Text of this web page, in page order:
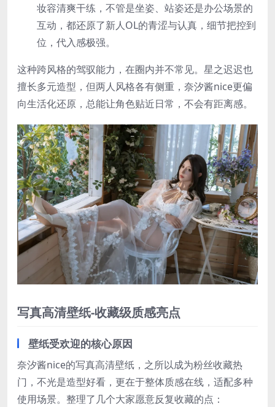
妆容清爽干练，不管是坐姿、站姿还是办公场景的
互动，都还原了新人OL的青涩与认真，细节把控到
位，代入感极强。
这种跨风格的驾驭能力，在圈内并不常见。星之迟迟也
擅长多元造型，但两人风格各有侧重，奈汐酱nice更偏
向生活化还原，总能让角色贴近日常，不会有距离感。
写真高清壁纸-收藏级质感亮点
壁纸受欢迎的核心原因
奈汐酱nice的写真高清壁纸，之所以成为粉丝收藏热
门，不光是造型好看，更在于整体质感在线，适配多种
使用场景。整理了几个大家愿意反复收藏的点：